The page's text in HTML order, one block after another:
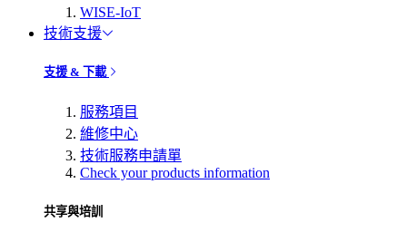
WISE-IoT
技術支援
支援 & 下載
服務項目
維修中心
技術服務申請單
Check your products information
共享與培訓